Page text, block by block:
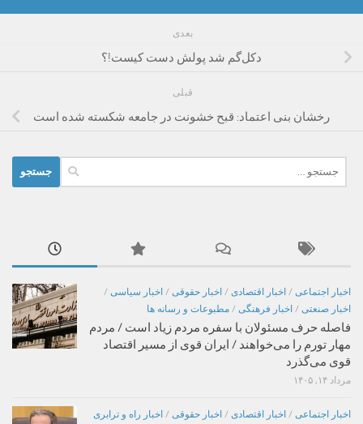
بعدی
دکل‌گم شد پولش دست کیست!؟
قبلی
رخشان بنی اعتماد: قبح خشونت در جامعه شکسته شده است
برای:
اخبار اجتماعی / اخبار اقتصادی / اخبار حقوقی / اخبار سیاسی /
اخبار صنعتی / اخبار فرهنگی / مطبوعات و رسانه ها
فاصله حرف مسئولان با سفره مردم زیاد است / مردم
مهار تورم را می‌خواهند / ایران قوی از مسیر اقتصاد
قوی می‌گذرد
مرداد ۱۴, ۱۴۰۵
اخبار اجتماعی / اخبار اقتصادی / اخبار حقوقی / اخبار راه و ترابری